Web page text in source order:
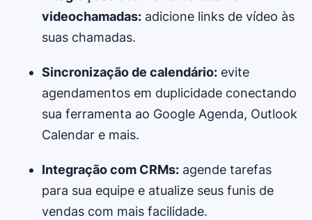
videochamadas: adicione links de vídeo às
suas chamadas.
Sincronização de calendário: evite
agendamentos em duplicidade conectando
sua ferramenta ao Google Agenda, Outlook
Calendar e mais.
Integração com CRMs: agende tarefas
para sua equipe e atualize seus funis de
vendas com mais facilidade.